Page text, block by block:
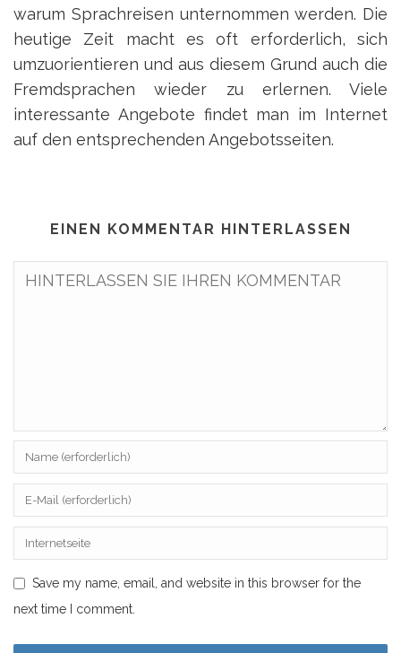
warum Sprachreisen unternommen werden. Die
heutige Zeit macht es oft erforderlich, sich
umzuorientieren und aus diesem Grund auch die
Fremdsprachen wieder zu erlernen. Viele
interessante Angebote findet man im Internet
auf den entsprechenden Angebotsseiten.
EINEN KOMMENTAR HINTERLASSEN
Save my name, email, and website in this browser for the
next time I comment.